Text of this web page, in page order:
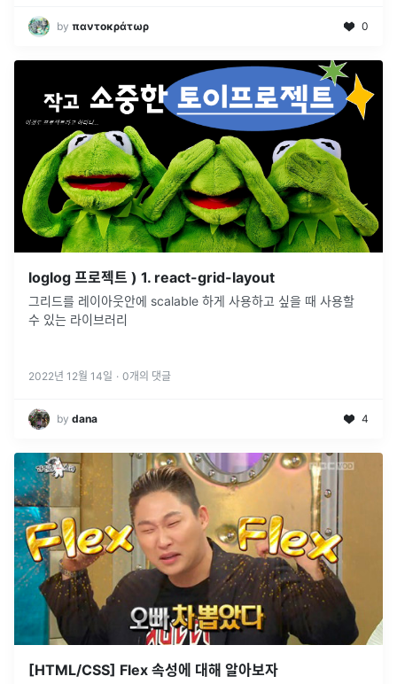
by παντοκράτωρ 0
loglog 프로젝트 ) 1. react-grid-layout
그리드를 레이아웃안에 scalable 하게 사용하고 싶을 때 사용할
수 있는 라이브러리
2022년 12월 14일 · 0개의 댓글
by dana 4
[HTML/CSS] Flex 속성에 대해 알아보자